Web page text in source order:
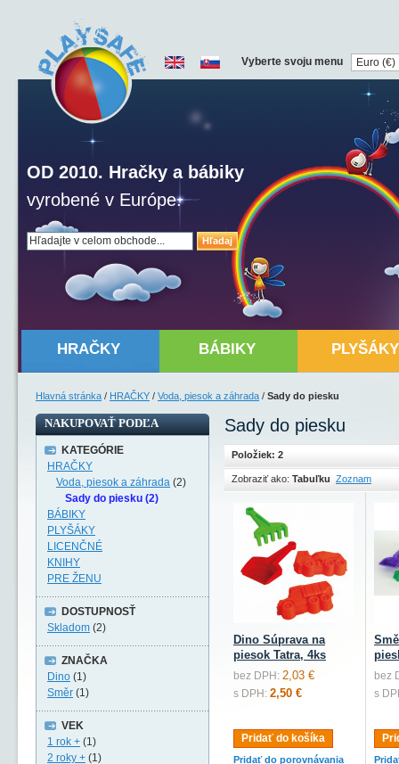
Hľadaj
OD 2010. Hračky a bábiky
vyrobené v Európe.
Vyberte svoju menu
HRAČKY BÁBIKY PLYŠÁKY
Hlavná stránka / HRAČKY / Voda, piesok a záhrada / Sady do piesku
Sady do piesku
Položiek: 2
Zobraziť ako: Tabuľku Zoznam
Dino Súprava na
piesok Tatra, 4ks
bez DPH: 2,03 €
s DPH: 2,50 €
Pridať do košíka
Pridať do porovnávania
bez
s
NAKUPOVAŤ PODĽA
KATEGÓRIE
HRAČKY
Voda, piesok a záhrada (2)
Sady do piesku (2)
BÁBIKY
PLYŠÁKY
LICENČNÉ
KNIHY
PRE ŽENU
DOSTUPNOSŤ
Skladom (2)
ZNAČKA
Dino (1)
Směr (1)
VEK
1 rok + (1)
2 roky + (1)